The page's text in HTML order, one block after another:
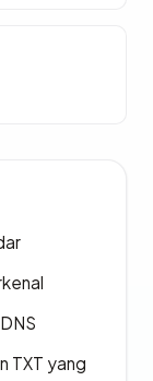
TXT yang